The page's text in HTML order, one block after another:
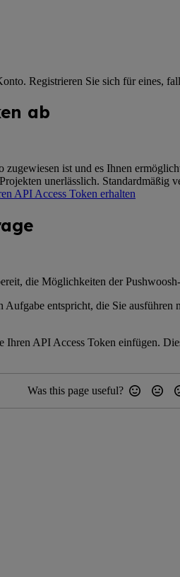
Registrieren Sie sich für eines,
ab
ist und es Ihnen
unerlässlich.
API Access Token erhalten
die Möglichkeiten der
entspricht, die Sie
API Access Token einfügen.
Was this page useful?